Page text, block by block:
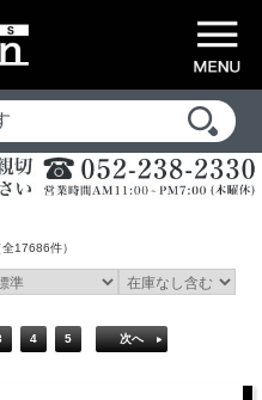
全17686件）
4 5 次へ